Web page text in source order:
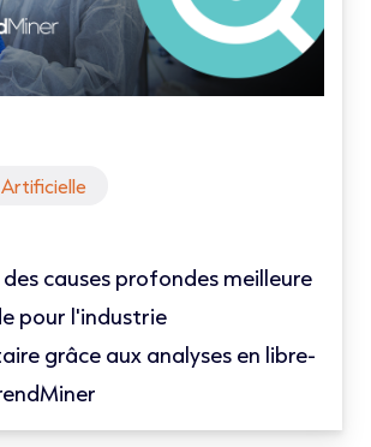
causes profondes meilleure
pour l'industrie
grâce aux analyses en libre-